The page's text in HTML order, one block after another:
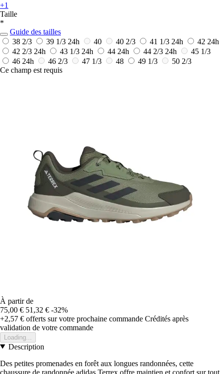
+1
Taille
*
Guide des tailles
38 2/3
39 1/3 24h 40 40 2/3 41 1/3 24h 42 24h
42 2/3 24h 43 1/3 24h 44 24h 44 2/3 24h
45 1/3
46 24h 46 2/3 47 1/3 48 49 1/3
50 2/3
Ce champ est requis
À partir de
75,00 € 51,32 € -32%
+2,57 € offerts sur votre prochaine commande Crédités après
validation de votre commande
Loading...
Description
Des petites promenades en forêt aux longues randonnées, cette
chaussure de randonnée adidas Terrex offre maintien et confort sur tout